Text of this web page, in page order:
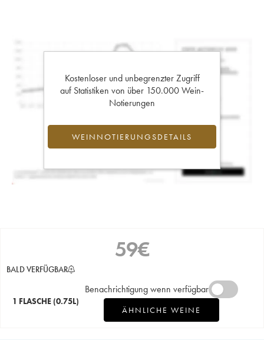
Kostenloser und unbegrenzter Zugriff
auf Statistiken von über 150.000 Wein-
Notierungen
WEINNOTIERUNGSDETAILS
BALD VERFÜGBAR
59€
1 FLASCHE (0.75L)
Benachrichtigung wenn verfügbar
ÄHNLICHE WEINE